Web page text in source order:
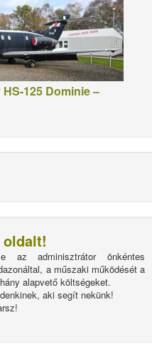
125 Dominie –
oldalt!
az adminisztrátor önkéntes
a műszaki működését a
alapvető költségeket.
aki segít nekünk!